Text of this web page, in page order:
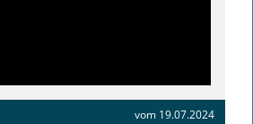
vom 19.07.2024